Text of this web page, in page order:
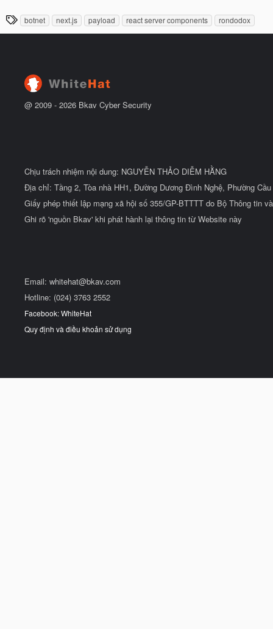
đ
ầ
u
y
u
T
h
botnet next.js payload react server components rondodox
@ 2009 - 2026 Bkav Cyber Security
Chịu trách nhiệm nội dung: NGUYỄN THẢO DIỄM HẰNG
Địa chỉ: Tầng 2, Tòa nhà HH1, Đường Dương Đình Nghệ, Phường
Giấy phép thiết lập mạng xã hội số 355/GP-BTTTT do Bộ Thông tin
Ghi rõ 'nguồn Bkav' khi phát hành lại thông tin từ Website này
Email: whitehat@bkav.com
Hotline: (024) 3763 2552
Facebook: WhiteHat
Quy định và điều khoản sử dụng